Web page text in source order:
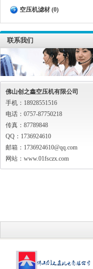
空压机滤材 (0)
联系我们
佛山创之鑫空压机有限公司
手机：18928551516
电话：0757-87750218
传真：87789848
QQ：1736924610
邮箱：1736924610@qq.com
网站：www.01fsczx.com